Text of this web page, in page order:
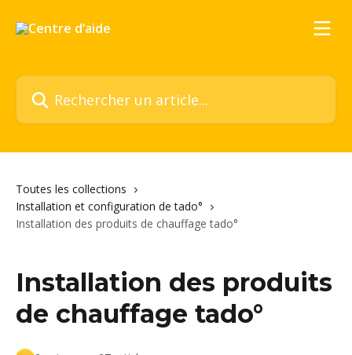
Rechercher un article...
Toutes les collections
Installation et configuration de tado°
Installation des produits de chauffage tado°
Installation des produits
de chauffage tado°